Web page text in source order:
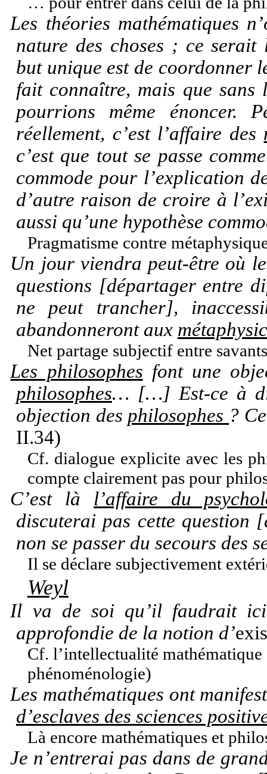
Les théories mathématiques
nature des choses ; ce
but unique est de coordonner
fait connaître, mais que sans
pourrions même énoncer.
réellement, c’est l’affaire des
c’est que tout se passe
commode pour l’explication
d’autre raison de croire à
aussi qu’une hypothèse
Pragmatisme contre
Un jour viendra peut-être où
questions [départager entre
ne peut trancher],
abandonneront aux
Net partage subjectif entre
Les philosophes font une
philosophes… […] Est-ce à
objection des philosophes ?
II.34)
Cf. dialogue explicite avec les
compte clairement pas pour
C’est là l’affaire du
discuterai pas cette question
non se passer du secours des
Il se déclare subjectivement
Weyl
Il va de soi qu’il faudrait
approfondie de la notion d’
Cf. l’intellectualité mathématique
phénoménologie)
Les mathématiques ont
d’esclaves des sciences
Là encore mathématiques et
Je n’entrerai pas dans de